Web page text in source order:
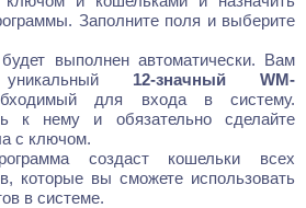
Заполните поля и выберите
выполнен автоматически. Вам
12-значный WM-
для входа в систему.
к нему и обязательно сделайте
с ключом.
создаст кошельки всех
которые вы сможете использовать
в системе.